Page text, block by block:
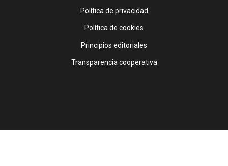
Política de privacidad
Política de cookies
Principios editoriales
Transparencia cooperativa